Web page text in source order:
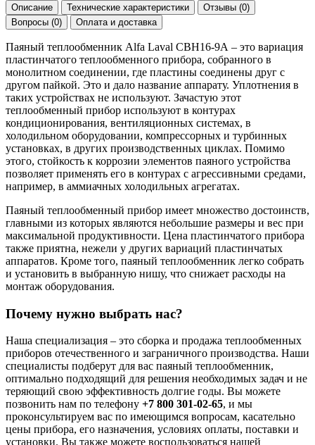
Описание Технические характеристики
Отзывы (0)
Вопросы (0)
Оплата и доставка
Паяный теплообменник Alfa Laval CBH16-9A – это вариация
пластинчатого теплообменного прибора, собранного в
монолитном соединении, где пластины соединены друг с
другом пайкой. Это и дало название аппарату. Уплотнения в
таких устройствах не используют. Зачастую этот
теплообменный прибор используют в контурах
кондиционирования, вентиляционных системах, в
холодильном оборудовании, компрессорных и турбинных
установках, в других производственных циклах. Помимо
этого, стойкость к коррозии элементов паяного устройства
позволяет применять его в контурах с агрессивными средами,
например, в аммиачных холодильных агрегатах.
Паяный теплообменный прибор имеет множество достоинств,
главными из которых являются небольшие размеры и вес при
максимальной продуктивности. Цена пластинчатого прибора
также приятна, нежели у других вариаций пластинчатых
аппаратов. Кроме того, паяный теплообменник легко собрать
и установить в выбранную нишу, что снижает расходы на
монтаж оборудования.
Почему нужно выбрать нас?
Наша специализация – это сборка и продажа теплообменных
приборов отечественного и заграничного производства. Наши
специалисты подберут для вас паяный теплообменник,
оптимально подходящий для решения необходимых задач и не
теряющий свою эффективность долгие годы. Вы можете
позвонить нам по телефону +7 800 301-02-65, и мы
проконсультируем вас по имеющимся вопросам, касательно
цены прибора, его назначения, условиях оплаты, поставки и
установки. Вы также можете воспользоваться нашей